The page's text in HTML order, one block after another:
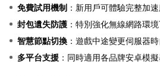
免費試用機制 ：新用戶可體驗完整加
封包遺失防護 ：特別強化無線網路環
智慧節點切換 ：遊戲中途變更伺服器
多平台支援 ：同時適用各品牌安卓模